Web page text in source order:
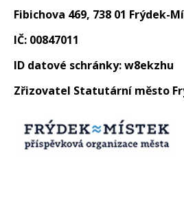
Fibichova 469, 738 01 Frýdek-
IČ: 00847011
ID datové schránky: w8ekzhu
Zřizovatel Statutární město